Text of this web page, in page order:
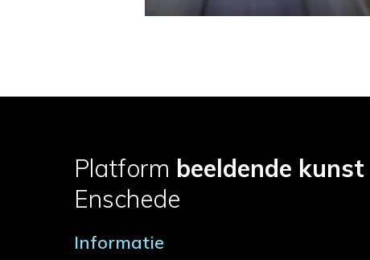
Platform beeldende kunst
Enschede
Informatie